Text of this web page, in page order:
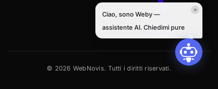
© 2026 WebNovis. Tutti i diritti riservati.
Ciao, sono Weby —
assistente AI. Chiedimi pure
✕